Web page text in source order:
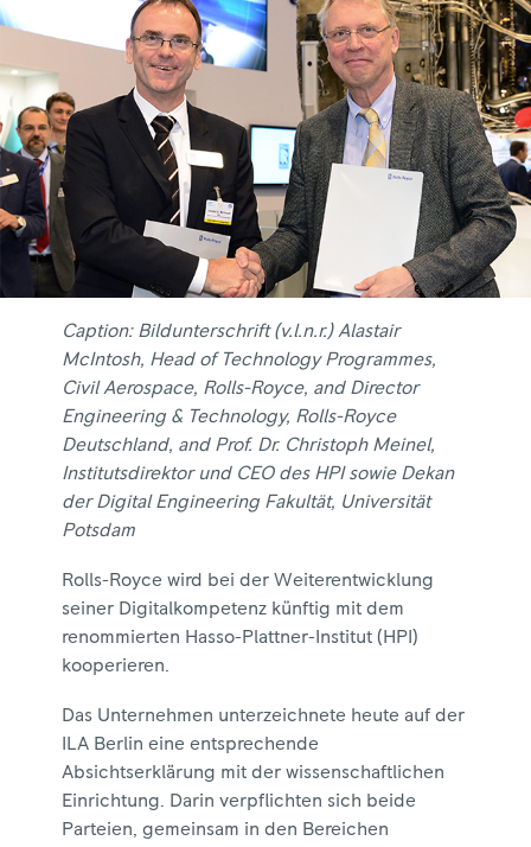
Caption: Bildunterschrift (v.l.n.r.) Alastair
McIntosh, Head of Technology Programmes,
Civil Aerospace, Rolls-Royce, and Director
Engineering & Technology, Rolls-Royce
Deutschland, and Prof. Dr. Christoph Meinel,
Institutsdirektor und CEO des HPI sowie Dekan
der Digital Engineering Fakultät, Universität
Potsdam
Rolls-Royce wird bei der Weiterentwicklung
seiner Digitalkompetenz künftig mit dem
renommierten Hasso-Plattner-Institut (HPI)
kooperieren.
Das Unternehmen unterzeichnete heute auf der
ILA Berlin eine entsprechende
Absichtserklärung mit der wissenschaftlichen
Einrichtung. Darin verpflichten sich beide
Parteien, gemeinsam in den Bereichen